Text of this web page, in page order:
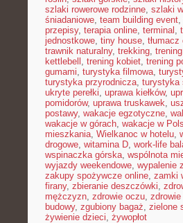
szlaki rowerowe rodzinne, szlaki
śniadaniowe, team building event,
przepisy, terapia online, terminal ,
jednostkowe, tiny house, tłumacz
trawnik naturalny, trekking,
kettlebell , trening kobiet, trening
gumami, turystyka filmowa,
turystyka przyrodnicza, turystyka
ukryte perełki, uprawa kiełków,
pomidorów, uprawa truskawek,
postawy, wakacje egzotyczne,
wakacje w górach, wakacje w
mieszkania, Wielkanoc w hotelu,
drogowe, witamina D, work-life
wspinaczka górska, wspólnota
wyjazdy weekendowe, wypalenie
zakupy spożywcze online, zamki
firany, zbieranie deszczówki,
mężczyzn, zdrowie oczu, zdrowie
budowy, zgubiony bagaż, zielone
żywienie dzieci, żywopłot